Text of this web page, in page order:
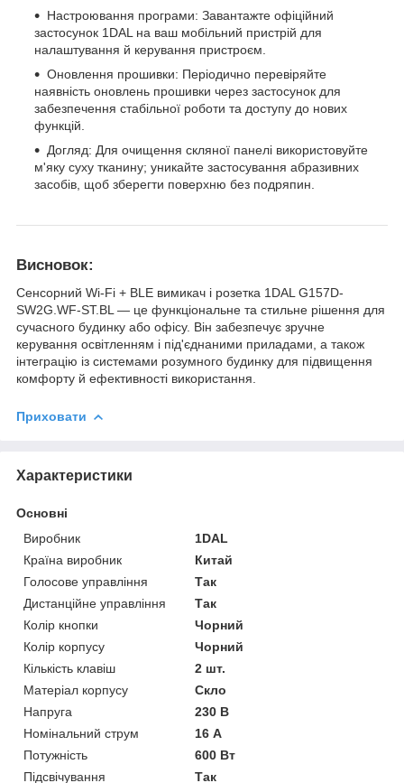
Настроювання програми: Завантажте офіційний
застосунок 1DAL на ваш мобільний пристрій для
налаштування й керування пристроєм.
Оновлення прошивки: Періодично перевіряйте
наявність оновлень прошивки через застосунок для
забезпечення стабільної роботи та доступу до нових
функцій.
Догляд: Для очищення скляної панелі використовуйте
м'яку суху тканину; уникайте застосування абразивних
засобів, щоб зберегти поверхню без подряпин.
Висновок:
Сенсорний Wi-Fi + BLE вимикач і розетка 1DAL G157D-
SW2G.WF-ST.BL — це функціональне та стильне рішення для
сучасного будинку або офісу. Він забезпечує зручне
керування освітленням і під'єднаними приладами, а також
інтеграцію із системами розумного будинку для підвищення
комфорту й ефективності використання.
Приховати
Характеристики
Основні
Виробник
1DAL
Країна виробник
Китай
Голосове управління
Так
Дистанційне управління
Так
Колір кнопки
Чорний
Колір корпусу
Чорний
Кількість клавіш
2 шт.
Матеріал корпусу
Скло
Напруга
230 В
Номінальний струм
16 А
Потужність
600 Вт
Підсвічування
Так